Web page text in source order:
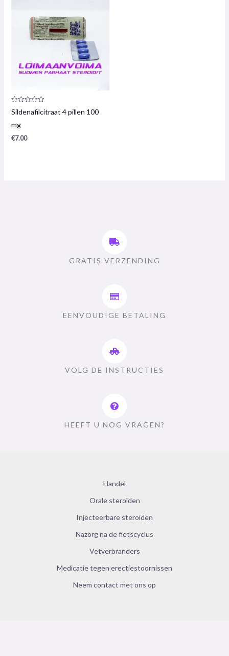
Productrecensie:
0
5
Sildenafilcitraat 4 pillen 100
mg
€7.00
GRATIS VERZENDING
EENVOUDIGE BETALING
VOLG DE INSTRUCTIES
HEEFT U NOG VRAGEN?
Handel
Orale steroïden
Injecteerbare steroïden
Nazorg na de fietscyclus
Vetverbranders
Medicatie tegen erectiestoornissen
Neem contact met ons op